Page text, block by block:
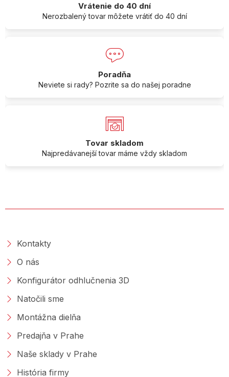
Vrátenie do 40 dní
Nerozbalený tovar môžete vrátiť do 40 dní
Poradňa
Neviete si rady? Pozrite sa do našej poradne
Tovar skladom
Najpredávanejší tovar máme vždy skladom
Kontakty
O nás
Konfigurátor odhlučnenia 3D
Natočili sme
Montážna dielňa
Predajňa v Prahe
Naše sklady v Prahe
História firmy